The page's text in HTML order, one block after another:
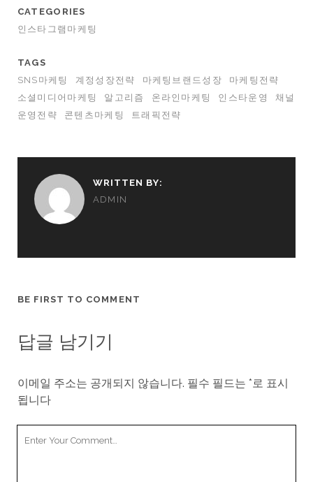
CATEGORIES
인스타그램마케팅
TAGS
SNS마케팅
계정성장전략 마케팅브랜드성장
마케팅전략
소셜미디어마케팅
알고리즘 온라인마케팅 인스타운영
채널
운영전략
콘텐츠마케팅 트래픽전략
WRITTEN BY:
ADMIN
BE FIRST TO COMMENT
답글 남기기
이메일 주소는 공개되지 않습니다. 필수 필드는 *로 표시
됩니다